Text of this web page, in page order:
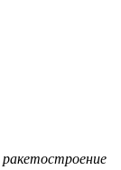
ракетостроение